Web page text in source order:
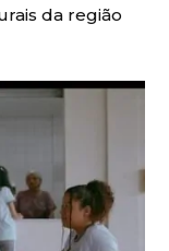
da região